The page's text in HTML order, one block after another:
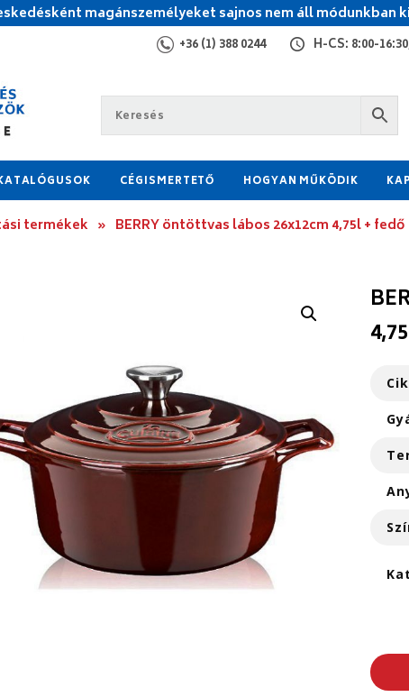
magánszemélyeket sajnos nem áll módunkban
+36 (1) 388 0244 H-CS: 8:00-
CÉGISMERTETŐ HOGYAN MŰKÖDIK
termékek » BERRY öntöttvas lábos 26x12cm 4,75l + fedő